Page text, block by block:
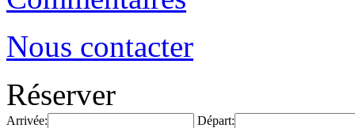
Nous contacter
Réserver
Arrivée: Départ: